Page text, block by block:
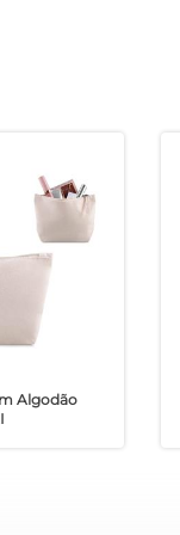
Algodão